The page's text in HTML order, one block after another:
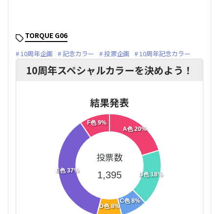
TORQUE G06
10周年企画 記念カラー 投票企画 10周年記念カラー
10周年スペシャルカラーを決めよう！
結果発表
A色 20%
B色 18%
C色 8%
D色 8%
E色 37%
F色 9%
投票数
1,395